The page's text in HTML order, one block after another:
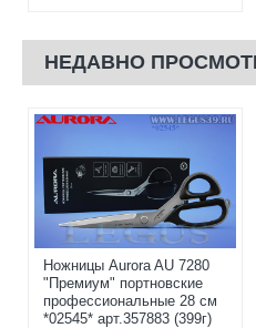
НЕДАВНО
Ножницы Aurora AU 7280
"Премиум" портновские
профессиональные 28 см
*02545* арт.357883 (399г)